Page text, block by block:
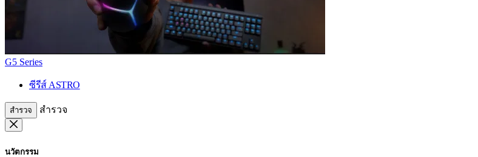
G5 Series
ซีรีส์ ASTRO
สำรวจ สำรวจ
นวัตกรรม